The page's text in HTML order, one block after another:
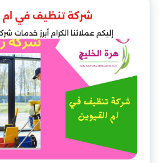
شركة تنظيف في ام
إليكم عملائنا الكرام أبرز خدمات